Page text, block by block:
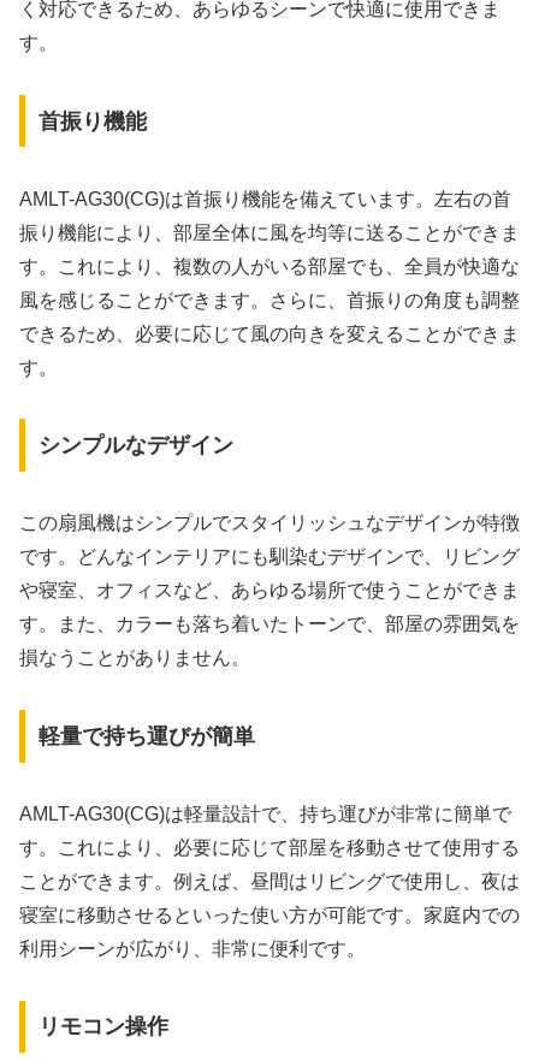
く対応できるため、あらゆるシーンで快適に使用できま
す。
首振り機能
AMLT-AG30(CG)は首振り機能を備えています。左右の首
振り機能により、部屋全体に風を均等に送ることができま
す。これにより、複数の人がいる部屋でも、全員が快適な
風を感じることができます。さらに、首振りの角度も調整
できるため、必要に応じて風の向きを変えることができま
す。
シンプルなデザイン
この扇風機はシンプルでスタイリッシュなデザインが特徴
です。どんなインテリアにも馴染むデザインで、リビング
や寝室、オフィスなど、あらゆる場所で使うことができま
す。また、カラーも落ち着いたトーンで、部屋の雰囲気を
損なうことがありません。
軽量で持ち運びが簡単
AMLT-AG30(CG)は軽量設計で、持ち運びが非常に簡単で
す。これにより、必要に応じて部屋を移動させて使用する
ことができます。例えば、昼間はリビングで使用し、夜は
寝室に移動させるといった使い方が可能です。家庭内での
利用シーンが広がり、非常に便利です。
リモコン操作